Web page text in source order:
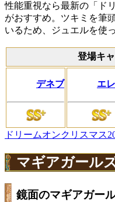
性能重視なら最新の「ド
がおすすめ。ツキミを筆
いるため、ジュエルを使
登場キ
デネブ エ
ドリームオンクリスマス
マギアガール
鏡面のマギアガー